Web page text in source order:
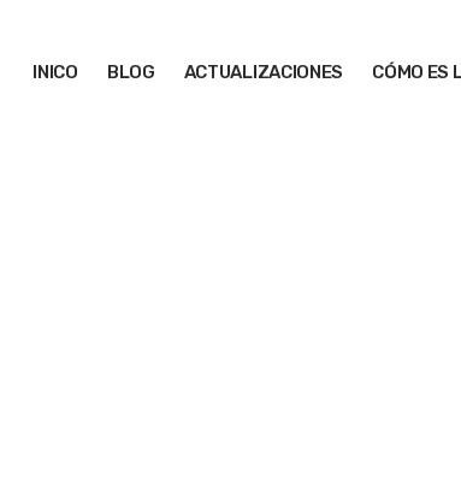
INICO BLOG ACTUALIZACIONES CÓMO ES